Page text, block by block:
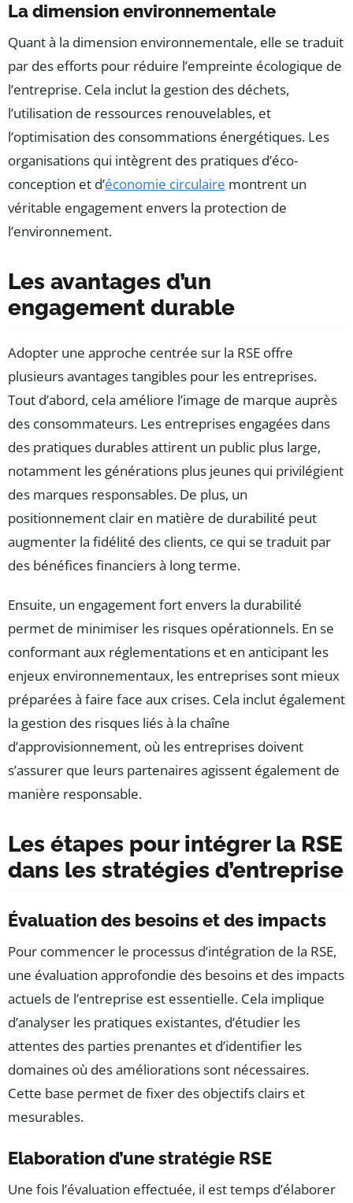
La dimension environnementale
Quant à la dimension environnementale, elle se traduit
par des efforts pour réduire l’empreinte écologique de
l’entreprise. Cela inclut la gestion des déchets,
l’utilisation de ressources renouvelables, et
l’optimisation des consommations énergétiques. Les
organisations qui intègrent des pratiques d’éco-
conception et d’économie circulaire montrent un
véritable engagement envers la protection de
l’environnement.
Les avantages d’un
engagement durable
Adopter une approche centrée sur la RSE offre
plusieurs avantages tangibles pour les entreprises.
Tout d’abord, cela améliore l’image de marque auprès
des consommateurs. Les entreprises engagées dans
des pratiques durables attirent un public plus large,
notamment les générations plus jeunes qui privilégient
des marques responsables. De plus, un
positionnement clair en matière de durabilité peut
augmenter la fidélité des clients, ce qui se traduit par
des bénéfices financiers à long terme.
Ensuite, un engagement fort envers la durabilité
permet de minimiser les risques opérationnels. En se
conformant aux réglementations et en anticipant les
enjeux environnementaux, les entreprises sont mieux
préparées à faire face aux crises. Cela inclut également
la gestion des risques liés à la chaîne
d’approvisionnement, où les entreprises doivent
s’assurer que leurs partenaires agissent également de
manière responsable.
Les étapes pour intégrer la RSE
dans les stratégies d’entreprise
Évaluation des besoins et des impacts
Pour commencer le processus d’intégration de la RSE,
une évaluation approfondie des besoins et des impacts
actuels de l’entreprise est essentielle. Cela implique
d’analyser les pratiques existantes, d’étudier les
attentes des parties prenantes et d’identifier les
domaines où des améliorations sont nécessaires.
Cette base permet de fixer des objectifs clairs et
mesurables.
Elaboration d’une stratégie RSE
Une fois l’évaluation effectuée, il est temps d’élaborer